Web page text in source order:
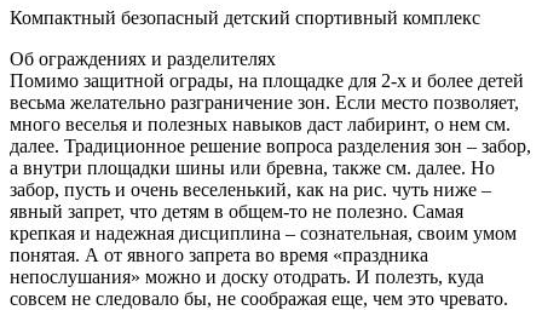
Компактный безопасный детский спортивный комплекс
Об ограждениях и разделителях
Помимо защитной ограды, на площадке для 2-х и более детей
весьма желательно разграничение зон. Если место позволяет,
много веселья и полезных навыков даст лабиринт, о нем см.
далее. Традиционное решение вопроса разделения зон – забор,
а внутри площадки шины или бревна, также см. далее. Но
забор, пусть и очень веселенький, как на рис. чуть ниже –
явный запрет, что детям в общем-то не полезно. Самая
крепкая и надежная дисциплина – сознательная, своим умом
понятая. А от явного запрета во время «праздника
непослушания» можно и доску отодрать. И полезть, куда
совсем не следовало бы, не соображая еще, чем это чревато.